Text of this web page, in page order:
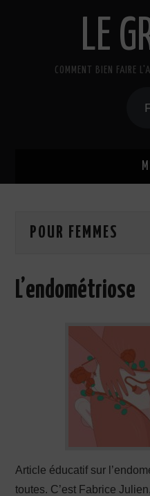
LE
COMMENT BIEN FAIRE
A PROPOS
POUR FEMMES
L’endométriose
Article éducatif sur
toutes. C’est Fabrice